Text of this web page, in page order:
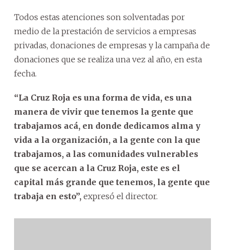
Todos estas atenciones son solventadas por
medio de la prestación de servicios a empresas
privadas, donaciones de empresas y la campaña de
donaciones que se realiza una vez al año, en esta
fecha.
“La Cruz Roja es una forma de vida, es una
manera de vivir que tenemos la gente que
trabajamos acá, en donde dedicamos alma y
vida a la organización, a la gente con la que
trabajamos, a las comunidades vulnerables
que se acercan a la Cruz Roja, este es el
capital más grande que tenemos, la gente que
trabaja en esto”, expresó el director.